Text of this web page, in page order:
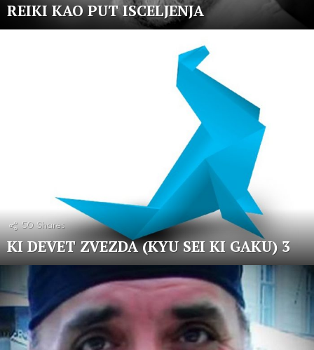
REIKI KAO PUT ISCELJENJA
50 Shares
KI DEVET ZVEZDA (KYU SEI KI GAKU) 3